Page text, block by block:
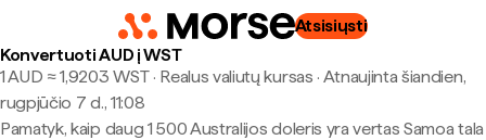
Atsisiųsti
Konvertuoti AUD į WST
1 AUD ≈ 1,9203 WST · Realus valiutų kursas · Atnaujinta šiandien,
rugpjūčio 7 d., 11:08
Pamatyk, kaip daug 1 500 Australijos doleris yra vertas Samoa tala